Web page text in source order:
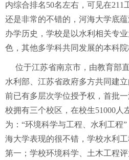
内综合排名50名左右，可见在211
还是非常的不错的，河海大学底
办学历史，学校是以水利相关专
色，其他多学科共同发展的本科院
位于江苏省南京市，由教育部
水利部、江苏省政府多方共同建
前已有多层次学位授予权，首批
校拥有三个校区，在校生51000人
为：“环境科学与工程、水利工程
海大学表现的很不错，学校水利
第一；学校环境科学、土木工程